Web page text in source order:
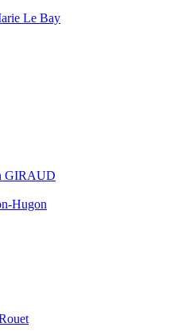
Le Bay
GIRAUD
Hugon